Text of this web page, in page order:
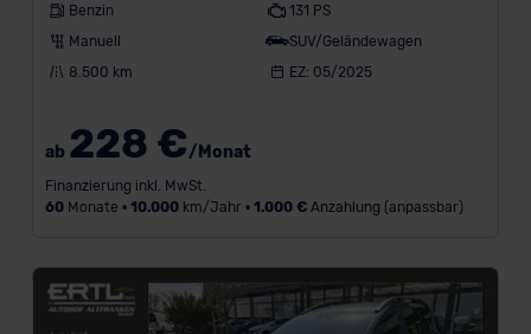
M
a
x
a
e
z
a
Benzin
131 PS
Manuell
SUV/Geländewagen
8.500 km
EZ: 05/2025
ab 228 €/Monat
Finanzierung inkl. MwSt.
60Monate • 10.000km/Jahr • 1.000 €Anzahlung (anpassbar)